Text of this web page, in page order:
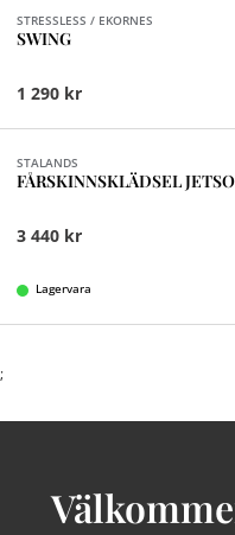
STRESSLESS / EKORNES
SWING
1 290 kr
STALANDS
FÅRSKINNSKLÄDSEL
3 440 kr
Lagervara
;